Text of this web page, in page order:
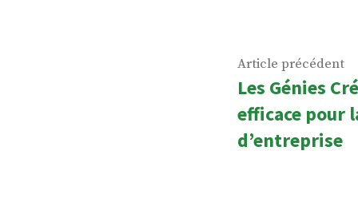
Navigation
de
l’article
Article précédent
Les Génies
efficace pour
d’entreprise